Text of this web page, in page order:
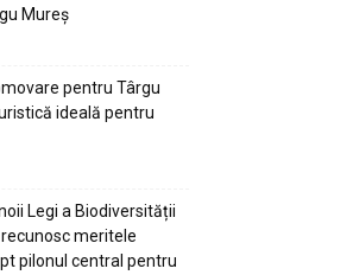
Mureș
pentru Târgu
ideală pentru
Legi a Biodiversității
meritele
pilonul central pentru